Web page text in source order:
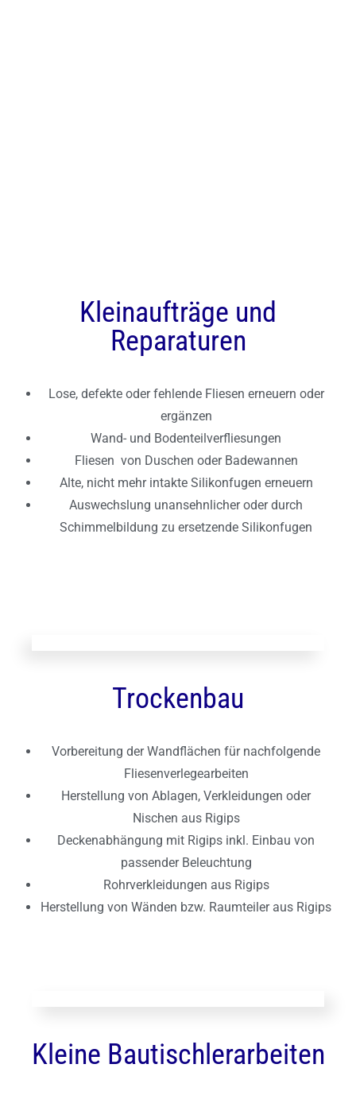
Kleinaufträge und
Reparaturen
Lose, defekte oder fehlende Fliesen erneuern oder
ergänzen
Wand- und Bodenteilverfliesungen
Fliesen von Duschen oder Badewannen
Alte, nicht mehr intakte Silikonfugen erneuern
Auswechslung unansehnlicher oder durch
Schimmelbildung zu ersetzende Silikonfugen
Trockenbau
Vorbereitung der Wandflächen für nachfolgende
Fliesenverlegearbeiten
Herstellung von Ablagen, Verkleidungen oder
Nischen aus Rigips
Deckenabhängung mit Rigips inkl. Einbau von
passender Beleuchtung
Rohrverkleidungen aus Rigips
Herstellung von Wänden bzw. Raumteiler aus Rigips
Kleine Bautischlerarbeiten